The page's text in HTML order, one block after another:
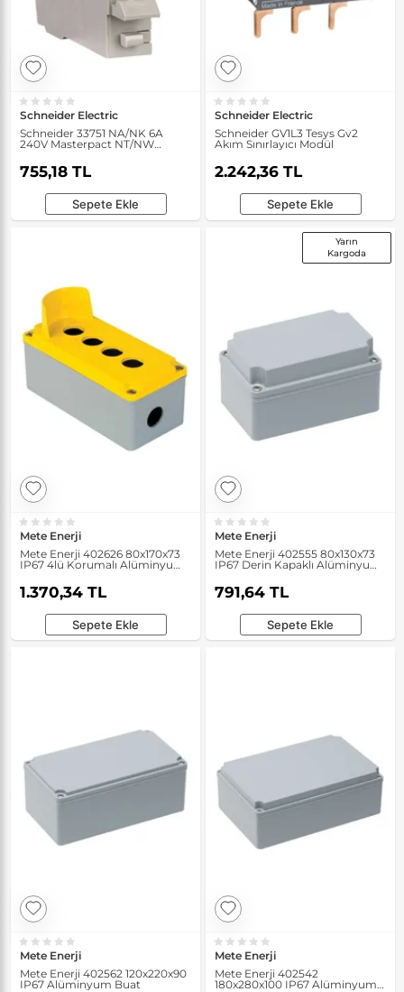
Schneider Electric
Schneider 33751 NA/NK 6A
240V Masterpact NT/NW
755,18 TL
Sepete Ekle
Schneider Electric
Schneider GV1L3 Tesys Gv2
Akım Sınırlayıcı Modül
2.242,36 TL
Sepete Ekle
Mete Enerji
Mete Enerji 402626 80x170x73
IP67 4lü Korumalı Alüminyum
1.370,34 TL
Sepete Ekle
Yarın
Kargoda
Mete Enerji
Mete Enerji 402555 80x130x73
IP67 Derin Kapaklı Alüminyum
791,64 TL
Sepete Ekle
Mete Enerji
Mete Enerji 402562 120x220x90
IP67 Alüminyum Buat
Mete Enerji
Mete Enerji 402542
180x280x100 IP67 Alüminyum